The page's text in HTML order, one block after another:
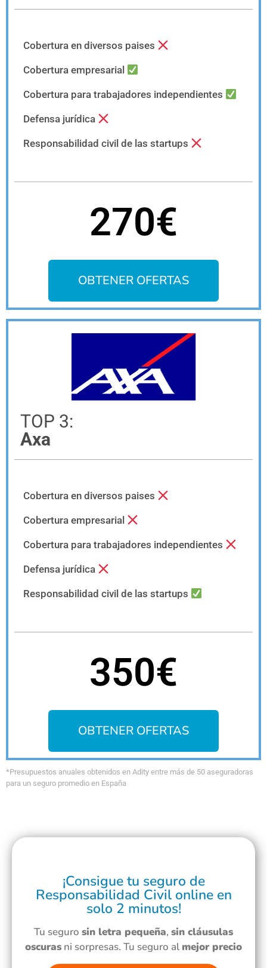
Cobertura en diversos paises
Cobertura empresarial
Cobertura para trabajadores independientes
Defensa jurídica
Responsabilidad civil de las startups
270€
OBTENER OFERTAS
TOP 3:
Axa
Cobertura en diversos paises
Cobertura empresarial
Cobertura para trabajadores independientes
Defensa jurídica
Responsabilidad civil de las startups
350€
OBTENER OFERTAS
*Presupuestos anuales obtenidos en Adity entre más de 50 aseguradoras
para un seguro promedio en España
¡Consigue tu seguro de
Responsabilidad Civil online en
solo 2 minutos!
Tu seguro sin letra pequeña, sin cláusulas
oscuras ni sorpresas. Tu seguro al mejor precio